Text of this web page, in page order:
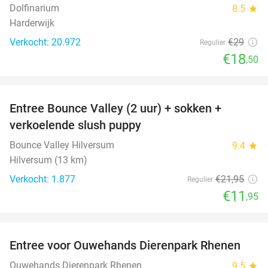
Dolfinarium 8.5 star
Harderwijk
Verkocht: 20.972
Regulier €29
€18,50
Entree Bounce Valley (2 uur) + sokken +
verkoelende slush puppy
Bounce Valley Hilversum 9.4 star
Hilversum (13 km)
Verkocht: 1.877
Regulier €21,95
€11 ,95
19%
Entree voor Ouwehands Dierenpark Rhenen
Ouwehands Dierenpark Rhenen star